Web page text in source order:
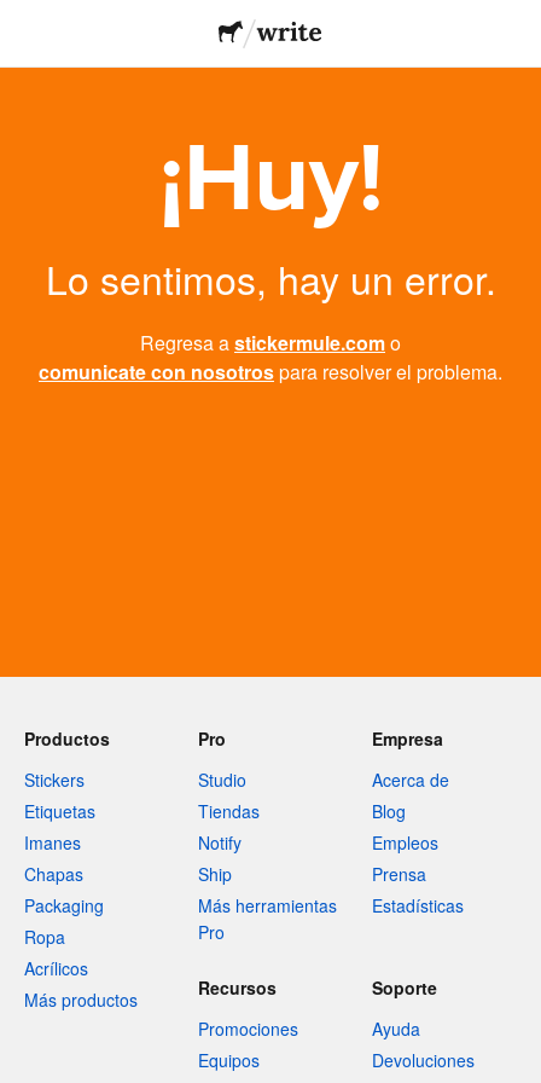
¡Huy!
Lo sentimos, hay un error.
Regresa astickermule.como
comunicate con nosotrospara resolver el problema.
Productos
Stickers
Etiquetas
Imanes
Chapas
Packaging
Ropa
Acrílicos
Más productos
Pro
Studio
Tiendas
Notify
Ship
Más herramientas
Pro
Empresa
Acerca de
Blog
Empleos
Prensa
Estadísticas
Recursos
Promociones
Equipos
Soporte
Ayuda
Devoluciones